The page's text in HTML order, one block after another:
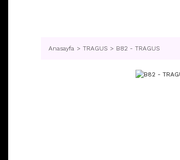
Anasayfa TRAGUS B82 - TRAGUS